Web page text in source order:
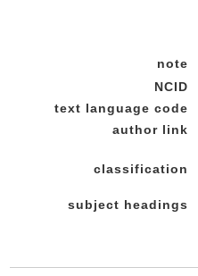
note
NCID
text language code
author link
classification
subject headings